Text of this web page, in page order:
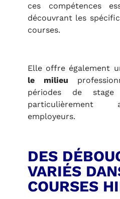
ces compétences
découvrant les
courses.
Elle offre également
le milieu
périodes de stage
particulièrement
employeurs.
DES
VARIÉS
COURSES